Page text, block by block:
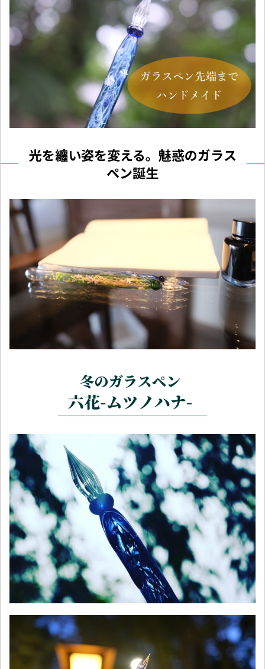
光を纏い姿を変える。魅惑のガラス
ペン誕生